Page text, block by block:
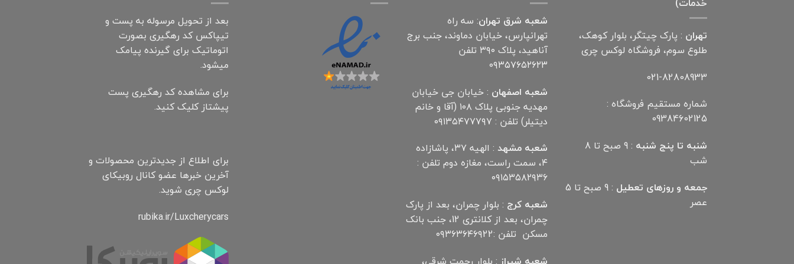
تهران : پارک چیتگر، بلوار کوهک،
طلوع سوم، فروشگاه لوکس چری
021-82808933
شماره مستقیم فروشگاه :
09384602125
شنبه تا پنج شنبه
: 9 صبح تا 8
شب
جمعه و روزهای تعطیل
: 9 صبح تا 5
عصر
شعبه شرق تهران: سه راه
تهرانپارس، خیابان دماوند، جنب برج
آناهید، پلاک ۳۹۰ تلفن
۰۹۳۵۷۶۵۲۶۲۳
شعبه اصفهان : خیابان جی خیابان
مهدیه جنوبی پلاک ۱۰۸ (آقا و خانم
دیتیلر) تلفن : ۰۹۱۳۵۴۷۷۷۹۷
شعبه مشهد
: الهیه ۳۷، پاشازاده
۴، سمت راست، مغازه دوم تلفن :
۰۹۱۵۳۵۸۲۹۳۶
شعبه کرج : بلوار چمران، بعد از پارک
چمران، بعد از کلانتری 12، جنب بانک
مسکن تلفن :۰۹۳۶۳۶۴۶۹22
بعد از تحویل مرسوله به پست و
تیپاکس کد رهگیری بصورت
اتوماتیک برای گیرنده پیامک
میشود.
برای مشاهده کد رهگیری پست
پیشتاز کلیک کنید.
برای اطلاع از جدیدترین محصولات و
آخرین خبرها عضو کانال روبیکای
لوکس چری شوید.
rubika.ir/Luxcherycars